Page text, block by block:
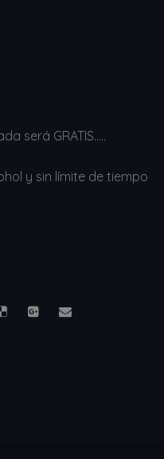
será GRATIS…..
y sin límite de tiempo